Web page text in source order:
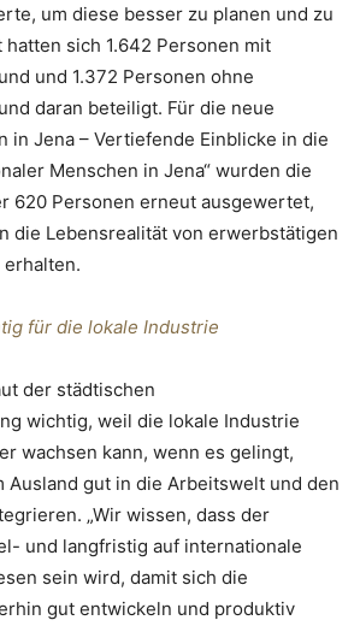
um diese besser zu planen und zu
hatten sich 1.642 Personen mit
und 1.372 Personen ohne
daran beteiligt. Für die neue
in Jena – Vertiefende Einblicke in die
Menschen in Jena“ wurden die
620 Personen erneut ausgewertet,
die Lebensrealität von erwerbstätigen
für die lokale Industrie
der städtischen
wichtig, weil die lokale Industrie
wachsen kann, wenn es gelingt,
Ausland gut in die Arbeitswelt und den
„Wir wissen, dass der
und langfristig auf internationale
sein wird, damit sich die
gut entwickeln und produktiv